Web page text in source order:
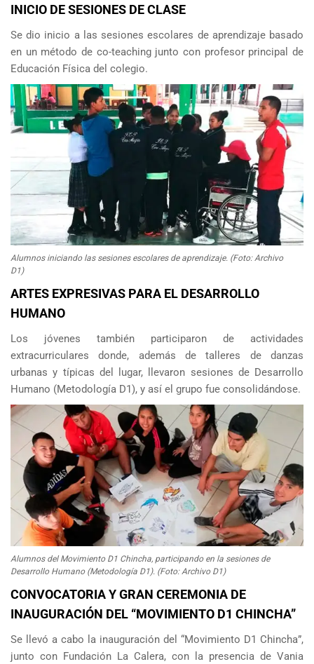
INICIO DE SESIONES DE CLASE
Se dio inicio a las sesiones escolares de aprendizaje basado
en un método de co-teaching junto con profesor principal de
Educación Física del colegio.
Alumnos iniciando las sesiones escolares de aprendizaje. (Foto: Archivo
D1)
ARTES EXPRESIVAS PARA EL DESARROLLO
HUMANO
Los jóvenes también participaron de actividades
extracurriculares donde, además de talleres de danzas
urbanas y típicas del lugar, llevaron sesiones de Desarrollo
Humano (Metodología D1), y así el grupo fue consolidándose.
Alumnos del Movimiento D1 Chincha, participando en la sesiones de
Desarrollo Humano (Metodología D1). (Foto: Archivo D1)
CONVOCATORIA Y GRAN CEREMONIA DE
INAUGURACIÓN DEL “MOVIMIENTO D1 CHINCHA”
Se llevó a cabo la inauguración del “Movimiento D1 Chincha”,
junto con Fundación La Calera, con la presencia de Vania